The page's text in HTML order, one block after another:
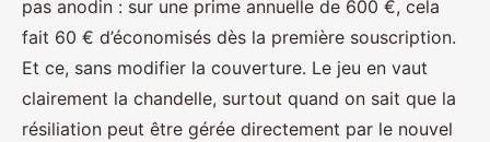
pas anodin : sur une prime annuelle de 600 €, cela
fait 60 € d’économisés dès la première souscription.
Et ce, sans modifier la couverture. Le jeu en vaut
clairement la chandelle, surtout quand on sait que la
résiliation peut être gérée directement par le nouvel